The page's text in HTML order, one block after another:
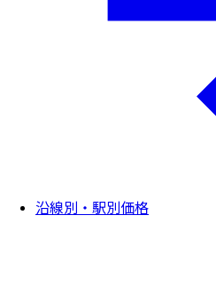
沿線別・駅別価格